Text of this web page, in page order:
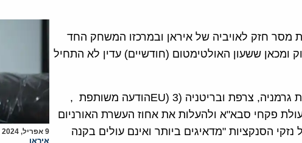
חזק לאויביה של איראן ובמרכזו המשחק החד
ששעון האולטימטום (חודשיים) עדין לא התחיל
בעקבות החלטת הפרלמנט האיראני פרסמו ממשלות גרמניה, צרפת ובריטניה (3 (EUהודעה משותפת ,
פקחי סבא"א ולהעלות את אחוז העשרת האורניום
הסנקציות "מדאיגים ביותר ואינם עולים בקנה
9 אפריל, 2024
איראן